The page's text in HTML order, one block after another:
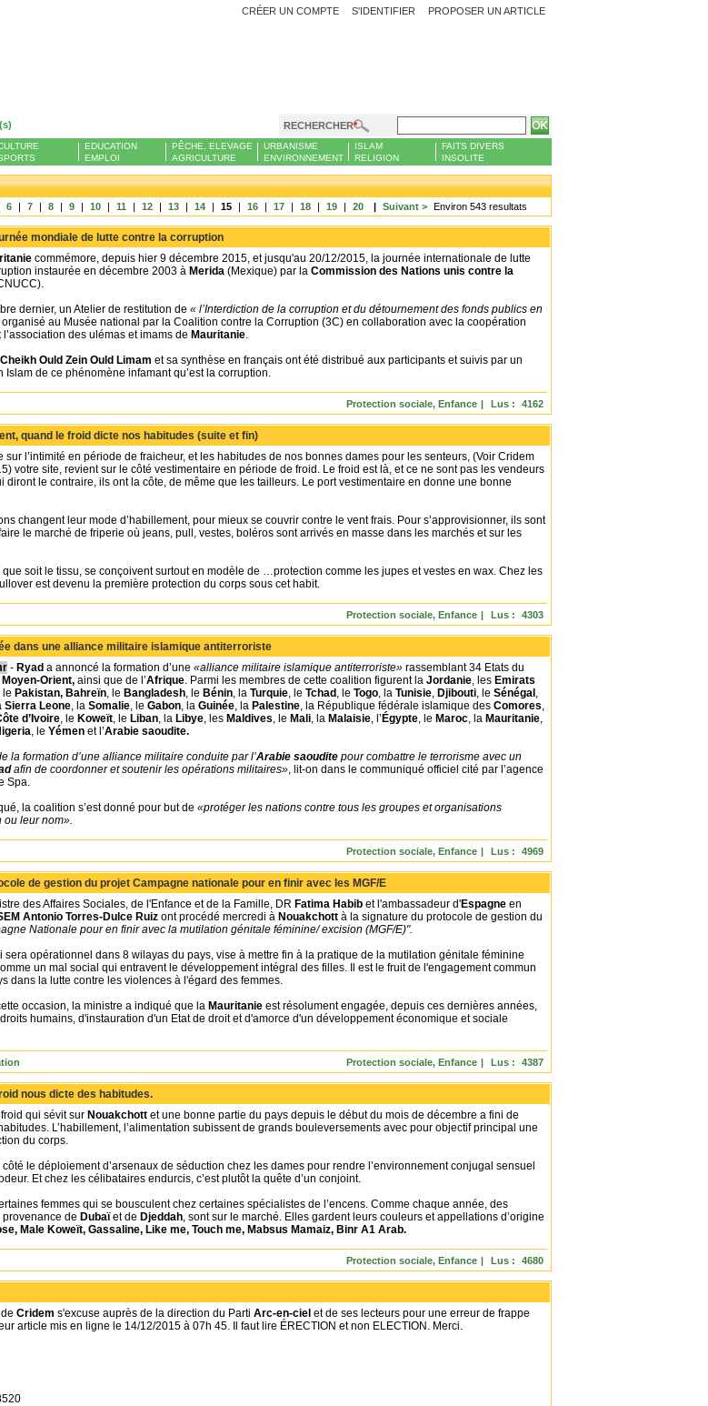
PROPOSER UN ARTICLE
CRÉER UN COMPTE S'IDENTIFIER
RECHERCHER
EDUCATION
EMPLOI
PÊCHE, ELEVAGE
AGRICULTURE
URBANISME
ENVIRONNEMENT
ISLAM
RELIGION
FAITS DIVERS
INSOLITE
6 | 7 | 8 | 9 | 10 | 11 | 12 | 13 | 14 | 15 | 16 | 17 | 18 | 19 | 20 | Suivant > Environ 543 resultats
mondiale de lutte contre la corruption
commémore, depuis hier 9 décembre 2015, et jusqu'au 20/12/2015, la journée internationale de lutte
instaurée en décembre 2003 à Merida (Mexique) par la Commission des Nations unis contre la
dernier, un Atelier de restitution de « l’Interdiction de la corruption et du détournement des fonds publics en
organisé au Musée national par la Coalition contre la Corruption (3C) en collaboration avec la coopération
des ulémas et imams de Mauritanie.
Cheikh Ould Zein Ould Limam et sa synthèse en français ont été distribué aux participants et suivis par un
Islam de ce phénomène infamant qu’est la corruption.
Lus : 4162
Protection sociale, Enfance |
Commentaires : 0 |
quand le froid dicte nos habitudes (suite et fin)
sur l’intimité en période de fraicheur, et les habitudes de nos bonnes dames pour les senteurs, (Voir Cridem
votre site, revient sur le côté vestimentaire en période de froid. Le froid est là, et ce ne sont pas les vendeurs
diront le contraire, ils ont la côte, de même que les tailleurs. Le port vestimentaire en donne une bonne
changent leur mode d’habillement, pour mieux se couvrir contre le vent frais. Pour s’approvisionner, ils sont
le marché de friperie où jeans, pull, vestes, boléros sont arrivés en masse dans les marchés et sur les
soit le tissu, se conçoivent surtout en modèle de …protection comme les jupes et vestes en wax. Chez les
est devenu la première protection du corps sous cet habit.
Lus : 4303
Protection sociale, Enfance |
Commentaires : 0 |
dans une alliance militaire islamique antiterroriste
- Ryad a annoncé la formation d’une «alliance militaire islamique antiterroriste» rassemblant 34 Etats du
Moyen-Orient, ainsi que de l’Afrique. Parmi les membres de cette coalition figurent la Jordanie, les Emirats
le Pakistan, Bahreïn, le Bangladesh, le Bénin, la Turquie, le Tchad , le Togo, la Tunisie, Djibouti, le Sénégal ,
Sierra Leone, la Somalie, le Gabon, la Guinée, la Palestine, la République fédérale islamique des Comores,
d’Ivoire, le Koweït, le Liban, la Libye, les Maldives, le Mali, la Malaisie, l’ Égypte, le Maroc, la Mauritanie,
, le Yémen et l’Arabie saoudite.
la formation d’une alliance militaire conduite par l’Arabie saoudite pour combattre le terrorisme avec un
afin de coordonner et soutenir les opérations militaires», lit-on dans le communiqué officiel cité par l’agence
Spa.
la coalition s’est donné pour but de «protéger les nations contre tous les groupes et organisations
ou leur nom».
Lus : 4969
Protection sociale, Enfance |
Commentaires : 3 |
de gestion du projet Campagne nationale pour en finir avec les MGF/E
des Affaires Sociales, de l'Enfance et de la Famille, DR Fatima Habib et l'ambassadeur d'Espagne en
Antonio Torres-Dulce Ruiz ont procédé mercredi à Nouakchott à la signature du protocole de gestion du
Nationale pour en finir avec la mutilation génitale féminine/ excision (MGF/E)".
sera opérationnel dans 8 wilayas du pays, vise à mettre fin à la pratique de la mutilation génitale féminine
un mal social qui entravent le développement intégral des filles. Il est le fruit de l'engagement commun
dans la lutte contre les violences à l'égard des femmes.
occasion, la ministre a indiqué que la Mauritanie est résolument engagée, depuis ces dernières années,
humains, d'instauration d'un Etat de droit et d'amorce d'un développement économique et sociale
Lus : 4387
Protection sociale, Enfance |
Commentaires : 0 |
nous dicte des habitudes.
qui sévit sur Nouakchott et une bonne partie du pays depuis le début du mois de décembre a fini de
L’habillement, l’alimentation subissent de grands bouleversements avec pour objectif principal une
du corps.
côté le déploiement d’arsenaux de séduction chez les dames pour rendre l’environnement conjugal sensuel
Et chez les célibataires endurcis, c’est plutôt la quête d’un conjoint.
femmes qui se bousculent chez certaines spécialistes de l’encens. Comme chaque année, des
de Dubaïet de Djeddah, sont sur le marché. Elles gardent leurs couleurs et appellations d’origine
Male Koweït, Gassaline, Like me, Touch me, Mabsus Mamaiz, Binr A1 Arab.
Lus : 4680
Protection sociale, Enfance |
Commentaires : 3 |
Cridem s'excuse auprès de la direction du Parti Arc-en-ciel et de ses lecteurs pour une erreur de frappe
article mis en ligne le 14/12/2015 à 07h 45. Il faut lire ÉRECTION et non ELECTION. Merci.